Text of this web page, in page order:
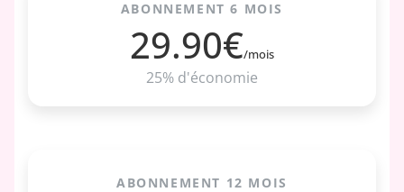
ABONNEMENT 6 MOIS
29.90€/mois
25% d'économie
ABONNEMENT 12 MOIS